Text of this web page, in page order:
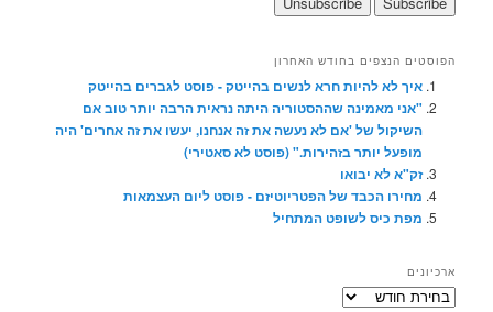
הפוסטים הנצפים בחודש האחרון
איך לא להיות חרא לנשים בהייטק - פוסט לגברים בהייטק
"אני מאמינה שההסטוריה היתה נראית הרבה יותר טוב אם
השיקול של 'אם לא נעשה את זה אנחנו, יעשו את זה אחרים' היה
מופעל יותר בזהירות." (פוסט לא סאטירי)
זק"א לא יבואו
מחירו הכבד של הפטריוטיזם - פוסט ליום העצמאות
מפת כיס לשופט המתחיל
ארכיונים
ארכיונים